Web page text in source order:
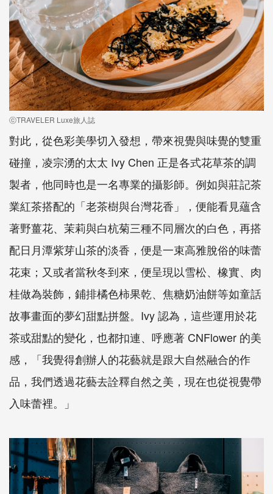
ⓒTRAVELER Luxe旅人誌
對此，從色彩美學切入發想，帶來視覺與味覺的雙重
碰撞，凌宗湧的太太 Ivy Chen 正是各式花草茶的調
製者，他同時也是一名專業的攝影師。例如與莊記茶
業紅茶搭配的「老茶樹與台灣花香」，便能看見蘊含
著野薑花、茉莉與白杭菊三種不同層次的白色，再搭
配日月潭紫芽山茶的淡香，便是一束高雅脫俗的味蕾
花束；又或者當秋冬到來，便呈現以雪松、橡實、肉
桂做為裝飾，鋪排橘色柿果乾、焦糖奶油餅等如童話
故事畫面的夢幻甜點拼盤。Ivy 認為，這些運用於花
茶或甜點的變化，也都扣連、呼應著 CNFlower 的美
感，「我覺得創辦人的花藝就是跟大自然融合的作
品，我們透過花藝去詮釋自然之美，現在也從視覺帶
入味蕾裡。」